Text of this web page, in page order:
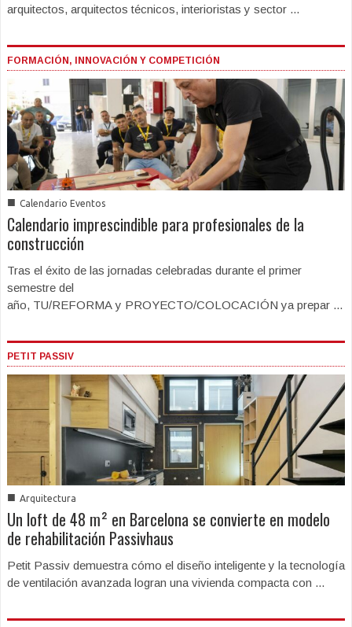
arquitectos, arquitectos técnicos, interioristas y sector ...
FORMACIÓN, INNOVACIÓN Y COMPETICIÓN
■ Calendario Eventos
Calendario imprescindible para profesionales de la
construcción
Tras el éxito de las jornadas celebradas durante el primer
semestre del
año, TU/REFORMA y PROYECTO/COLOCACIÓN ya prepar ...
PETIT PASSIV
■ Arquitectura
Un loft de 48 m² en Barcelona se convierte en modelo
de rehabilitación Passivhaus
Petit Passiv demuestra cómo el diseño inteligente y la tecnología
de ventilación avanzada logran una vivienda compacta con ...